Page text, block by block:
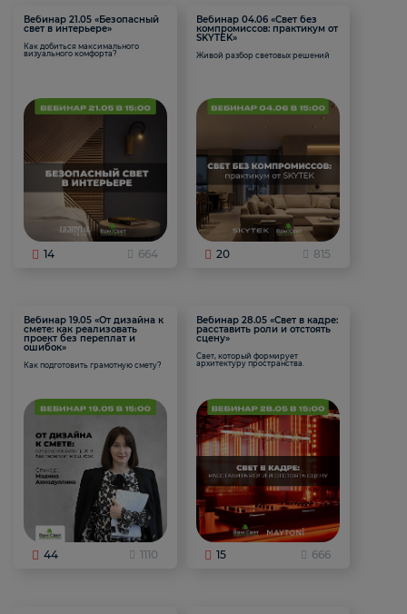
Вебинар 21.05 «Безопасный
свет в интерьере»
Как добиться максимального
визуального комфорта?
14 664
Вебинар 04.06 «Свет без
компромиссов: практикум от
SKYTEK»
Живой разбор световых решений
20 815
Вебинар 19.05 «От дизайна к
смете: как реализовать
проект без переплат и
ошибок»
Как подготовить грамотную смету?
44 1110
Вебинар 28.05 «Свет в кадре:
расставить роли и отстоять
сцену»
Свет, который формирует
архитектуру пространства.
15 666